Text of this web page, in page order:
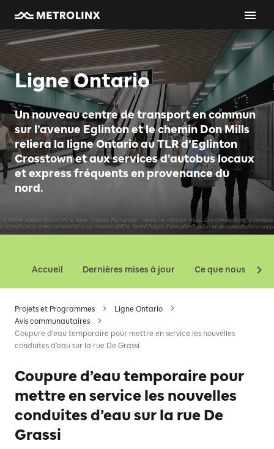
Ligne Ontario
Un nouveau centre de transport en commun
sur l’avenue Eglinton et le chemin Don Mills
reliera la ligne Ontario au TLR d’Eglinton
Crosstown et aux services d’autobus locaux
et express fréquents en provenance du
nord.
Accueil Dernières mises à jour Ce que nous
Projets et Programmes
Ligne Ontario
Avis communautaires
Coupure d’eau temporaire pour mettre en service les nouvelles
conduites d’eau sur la rue De Grassi
Coupure d’eau temporaire pour
mettre en service les nouvelles
conduites d’eau sur la rue De
Grassi